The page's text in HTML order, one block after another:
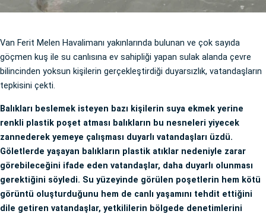
Van Ferit Melen Havalimanı yakınlarında bulunan ve çok sayıda
göçmen kuş ile su canlısına ev sahipliği yapan sulak alanda çevre
bilincinden yoksun kişilerin gerçekleştirdiği duyarsızlık, vatandaşların
tepkisini çekti.
Balıkları beslemek isteyen bazı kişilerin suya ekmek yerine
renkli plastik poşet atması balıkların bu nesneleri yiyecek
zannederek yemeye çalışması duyarlı vatandaşları üzdü.
Göletlerde yaşayan balıkların plastik atıklar nedeniyle zarar
görebileceğini ifade eden vatandaşlar, daha duyarlı olunması
gerektiğini söyledi. Su yüzeyinde görülen poşetlerin hem kötü
görüntü oluşturduğunu hem de canlı yaşamını tehdit ettiğini
dile getiren vatandaşlar, yetkililerin bölgede denetimlerini